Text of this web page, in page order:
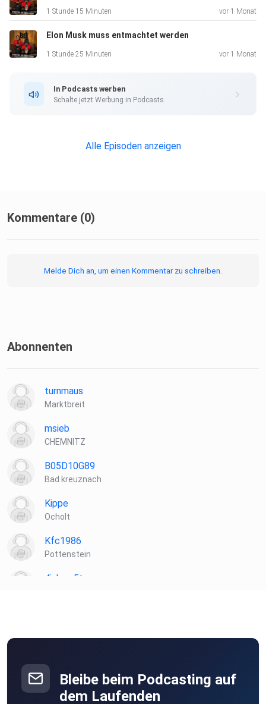
1 Stunde 15 Minuten vor 1 Monat
Elon Musk muss entmachtet werden
1 Stunde 25 Minuten vor 1 Monat
In Podcasts werben
Schalte jetzt Werbung in Podcasts.
Alle Episoden anzeigen
Kommentare (0)
Melde Dich an, um einen Kommentar zu schreiben.
Abonnenten
turnmaus
Marktbreit
msieb
CHEMNITZ
B05D10G89
Bad kreuznach
Kippe
Ocholt
Kfc1986
Pottenstein
4jskmx5t
Bleibe beim Podcasting auf
dem Laufenden